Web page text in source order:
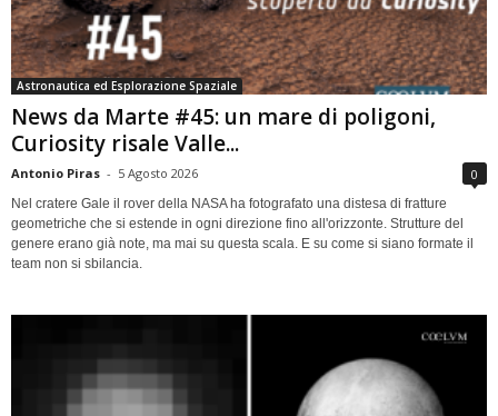
Astronautica ed Esplorazione Spaziale
News da Marte #45: un mare di poligoni,
Curiosity risale Valle...
Antonio Piras - 5 Agosto 2026 0
Nel cratere Gale il rover della NASA ha fotografato una distesa di fratture
geometriche che si estende in ogni direzione fino all'orizzonte. Strutture del
genere erano già note, ma mai su questa scala. E su come si siano formate il
team non si sbilancia.